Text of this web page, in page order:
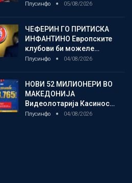
Плусинфо 05/08/2026
ЧЕФЕРИН ГО ПРИТИСКА
ИНФАНТИНО Европските
клубови би можеле…
Плусинфо 04/08/2026
НОВИ 52 МИЛИОНЕРИ ВО
МАКЕДОНИЈА
Видеолотарија Касинос…
Плусинфо 04/08/2026